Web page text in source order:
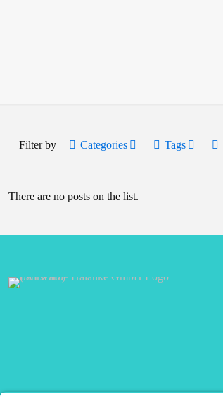
Filter by Categories Tags
There are no posts on the list.